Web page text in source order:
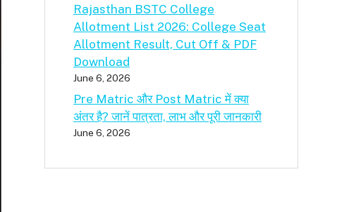
Rajasthan BSTC College
Allotment List 2026: College Seat
Allotment Result, Cut Off & PDF
Download
June 6, 2026
Pre Matric और Post Matric में क्या
अंतर है? जानें पात्रता, लाभ और पूरी जानकारी
June 6, 2026